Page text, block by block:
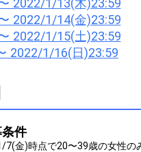
2022/1/13(木)23:59
2022/1/14(金)23:59
2022/1/15(土)23:59
2022/1/16(日)23:59
件
7(金)時点で20〜39歳の女性の